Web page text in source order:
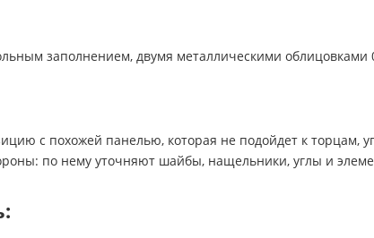
заполнением, двумя металлическими
с похожей панелью, которая не подойдет к торцам,
по нему уточняют шайбы, нащельники, углы и